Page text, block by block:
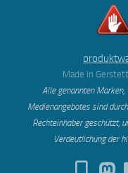
Made in
Alle genannten
Medienangebotes sind
Rechteinhaber geschützt,
Verdeutlichung der